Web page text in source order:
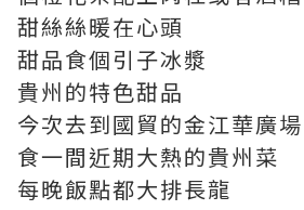
甜絲絲暖在心頭
甜品食個引子冰漿
貴州的特色甜品
今次去到國貿的金江華廣場
食一間近期大熱的貴州菜
每晚飯點都大排長龍